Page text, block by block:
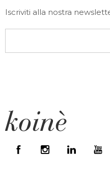
Iscriviti alla nostra